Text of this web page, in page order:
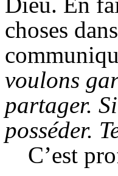
choses
voulons
partager.
posséder.
C’est